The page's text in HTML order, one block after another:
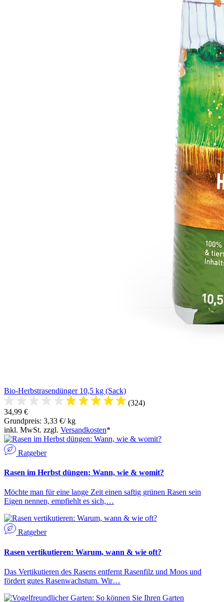
Bio-Herbstrasendünger 10,5 kg (Sack)
(324)
34,99 €
Grundpreis: 3,33 €/ kg
inkl. MwSt. zzgl. Versandkosten*
Ratgeber
Rasen im Herbst düngen: Wann, wie & womit?
Möchte man für eine lange Zeit einen saftig grünen Rasen sein
Eigen nennen, empfiehlt es sich,…
Ratgeber
Rasen vertikutieren: Warum, wann & wie oft?
Das Vertikutieren des Rasens entfernt Rasenfilz und Moos und
fördert gutes Rasenwachstum. Wir…